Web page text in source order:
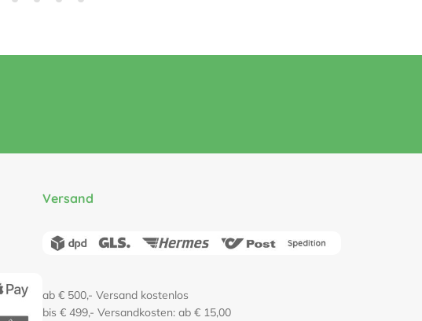
Versand
ab € 500,- Versand kostenlos
bis € 499,- Versandkosten: ab € 15,00